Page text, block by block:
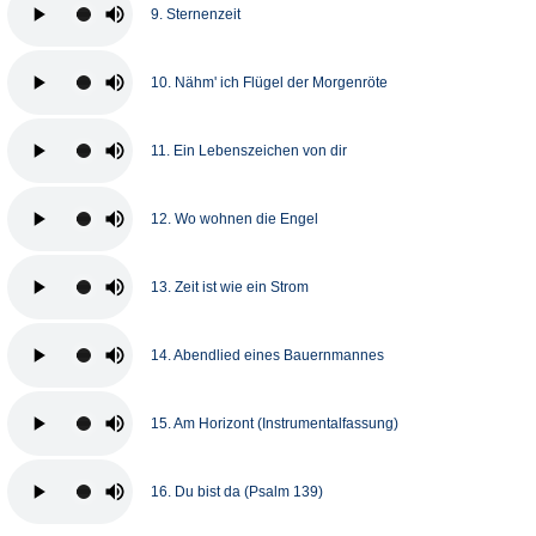
9. Sternenzeit
10. Nähm' ich Flügel der Morgenröte
11. Ein Lebenszeichen von dir
12. Wo wohnen die Engel
13. Zeit ist wie ein Strom
14. Abendlied eines Bauernmannes
15. Am Horizont (Instrumentalfassung)
16. Du bist da (Psalm 139)